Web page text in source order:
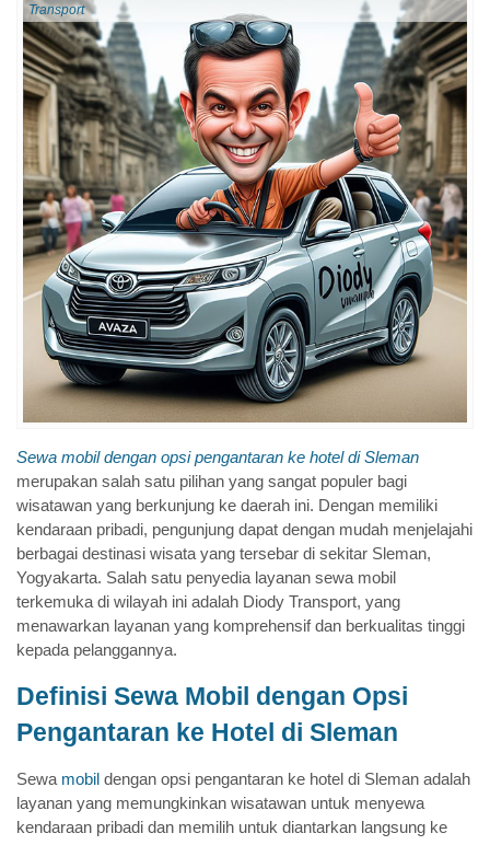
Transport
Sewa mobil dengan opsi pengantaran ke hotel di Sleman
merupakan salah satu pilihan yang sangat populer bagi
wisatawan yang berkunjung ke daerah ini. Dengan memiliki
kendaraan pribadi, pengunjung dapat dengan mudah menjelajahi
berbagai destinasi wisata yang tersebar di sekitar Sleman,
Yogyakarta. Salah satu penyedia layanan sewa mobil
terkemuka di wilayah ini adalah Diody Transport, yang
menawarkan layanan yang komprehensif dan berkualitas tinggi
kepada pelanggannya.
Definisi Sewa Mobil dengan Opsi
Pengantaran ke Hotel di Sleman
Sewa mobil dengan opsi pengantaran ke hotel di Sleman adalah
layanan yang memungkinkan wisatawan untuk menyewa
kendaraan pribadi dan memilih untuk diantarkan langsung ke